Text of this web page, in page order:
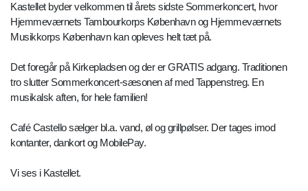
Kastellet byder velkommen til årets sidste Sommerkoncert, hvor
Hjemmeværnets Tambourkorps København og Hjemmeværnets
Musikkorps København kan opleves helt tæt på.
Det foregår på Kirkepladsen og der er GRATIS adgang. Traditionen
tro slutter Sommerkoncert-sæsonen af med Tappenstreg. En
musikalsk aften, for hele familien!
Café Castello sælger bl.a. vand, øl og grillpølser. Der tages imod
kontanter, dankort og MobilePay.
Vi ses i Kastellet.